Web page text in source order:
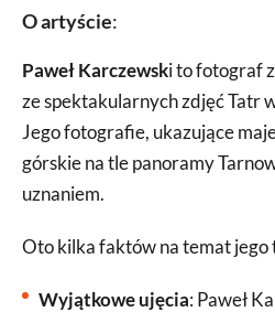
O artyście:
Paweł Karczewski to fotograf
ze spektakularnych zdjęć Tatr
Jego fotografie, ukazujące
górskie na tle panoramy
uznaniem.
Oto kilka faktów na temat jego
Wyjątkowe ujęcia: Paweł